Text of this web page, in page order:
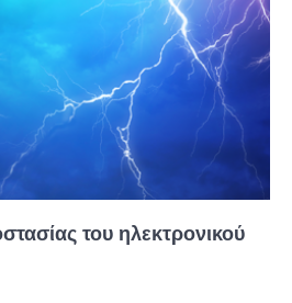
του ηλεκτρονικού